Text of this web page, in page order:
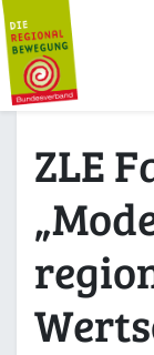
KONTAKT
ZLE